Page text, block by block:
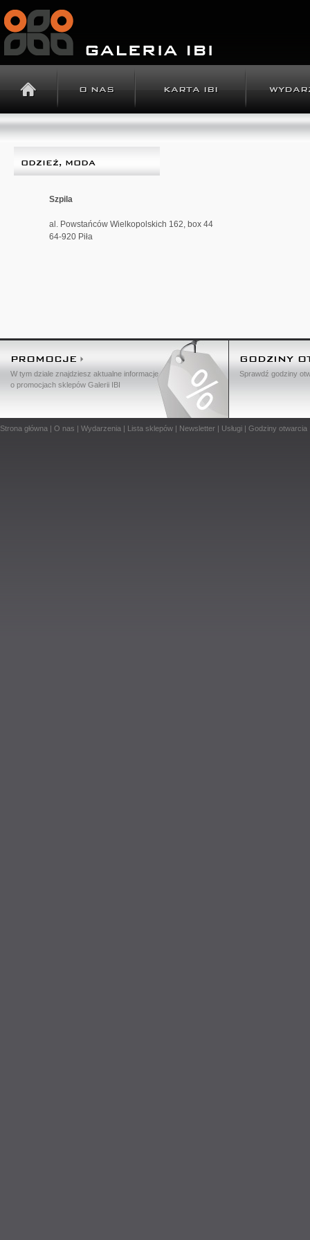
O NAS KARTA IBI
ODZIEŻ, MODA
Szpila
al. Powstańców Wielkopolskich 162, box 44
64-920 Piła
PROMOCJE
W tym dziale znajdziesz aktualne informacje
o promocjach sklepów Galerii IBI
GODZINY
Sprawdź godziny
Strona główna | O nas | Wydarzenia | Lista sklepów | Newsletter | Usługi | Godziny otwarcia